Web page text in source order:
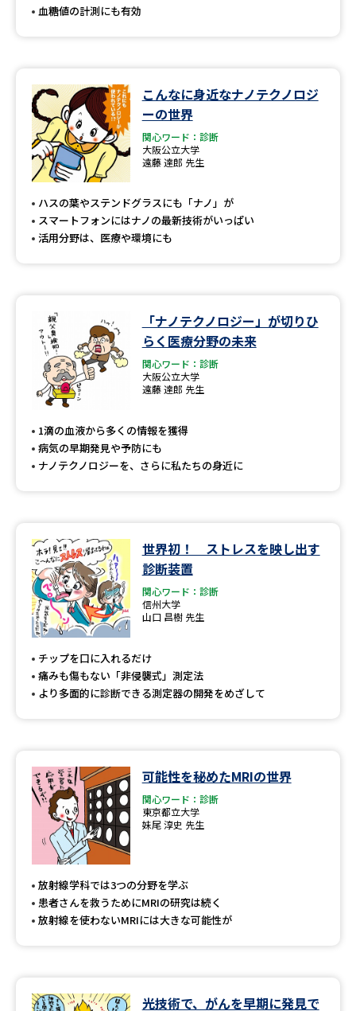
血糖値の計測にも有効
こんなに身近なナノテクノロジ
ーの世界
関心ワード：診断
大阪公立大学
遠藤 達郎 先生
ハスの葉やステンドグラスにも「ナノ」が
スマートフォンにはナノの最新技術がいっぱい
活用分野は、医療や環境にも
「ナノテクノロジー」が切りひ
らく医療分野の未来
関心ワード：診断
大阪公立大学
遠藤 達郎 先生
1滴の血液から多くの情報を獲得
病気の早期発見や予防にも
ナノテクノロジーを、さらに私たちの身近に
世界初！ ストレスを映し出す
診断装置
関心ワード：診断
信州大学
山口 昌樹 先生
チップを口に入れるだけ
痛みも傷もない「非侵襲式」測定法
より多面的に診断できる測定器の開発をめざして
可能性を秘めたMRIの世界
関心ワード：診断
東京都立大学
妹尾 淳史 先生
放射線学科では3つの分野を学ぶ
患者さんを救うためにMRIの研究は続く
放射線を使わないMRIには大きな可能性が
光技術で、がんを早期に発見で